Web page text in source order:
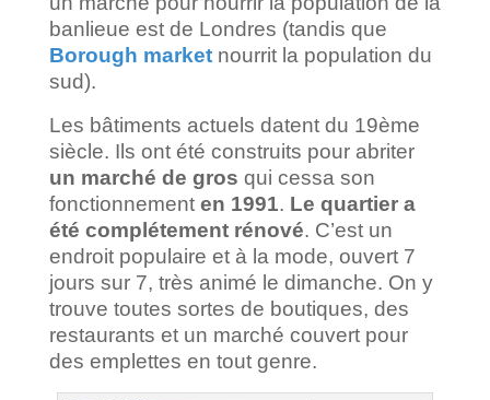
banlieue est de Londres (tandis que
Borough marketnourrit la population du
sud).
Les bâtiments actuels datent du 19ème
siècle. Ils ont été construits pour abriter
un marché de gros qui cessa son
fonctionnement en 1991. Le quartier a
été complétement rénové. C’est un
endroit populaire et à la mode, ouvert 7
jours sur 7, très animé le dimanche. On y
trouve toutes sortes de boutiques, des
restaurants et un marché couvert pour
des emplettes en tout genre.